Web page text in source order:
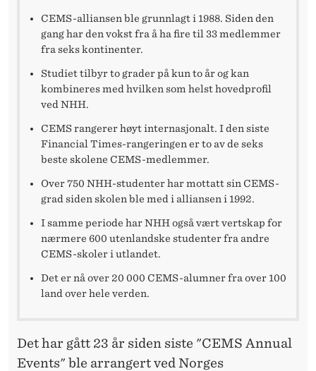
CEMS-alliansen ble grunnlagt i 1988. Siden den
gang har den vokst fra å ha fire til 33 medlemmer
fra seks kontinenter.
Studiet tilbyr to grader på kun to år og kan
kombineres med hvilken som helst hovedprofil
ved NHH.
CEMS rangerer høyt internasjonalt. I den siste
Financial Times-rangeringen er to av de seks
beste skolene CEMS-medlemmer.
Over 750 NHH-studenter har mottatt sin CEMS-
grad siden skolen ble med i alliansen i 1992.
I samme periode har NHH også vært vertskap for
nærmere 600 utenlandske studenter fra andre
CEMS-skoler i utlandet.
Det er nå over 20 000 CEMS-alumner fra over 100
land over hele verden.
Det har gått 23 år siden siste "CEMS Annual
Events" ble arrangert ved Norges